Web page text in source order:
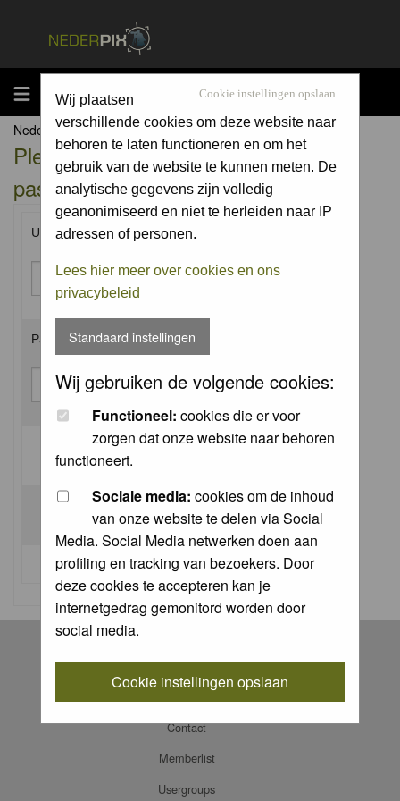
MENU Cookie instellingen opslaan
Wij plaatsen
verschillende cookies om deze website naar
behoren te laten functioneren en om het
gebruik van de website te kunnen meten. De
analytische gegevens zijn volledig
geanonimiseerd en niet te herleiden naar IP
adressen of personen.
Lees hier meer over cookies en ons
privacybeleid
Standaard instellingen
Wij gebruiken de volgende cookies:
Functioneel: cookies die er voor
zorgen dat onze website naar behoren
functioneert.
Sociale media: cookies om de inhoud
van onze website te delen via Social
Media. Social Media netwerken doen aan
profiling en tracking van bezoekers. Door
deze cookies te accepteren kan je
internetgedrag gemonitord worden door
social media.
Cookie instellingen opslaan
Nederpix.nl Forum Index
Please enter your username and
password to log in.
Username:
Password:
Log me on automatically each visit:
I forgot my password
Log in
Contact
Memberlist
Usergroups